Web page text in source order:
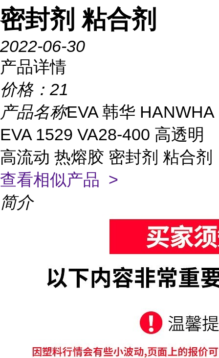
密封剂 粘合剂
2022-06-30
产品详情
价格： 21
产品名称EVA 韩华 HANWHA
EVA 1529 VA28-400 高透明
高流动 热熔胶 密封剂 粘合剂
查看相似产品 >
简介